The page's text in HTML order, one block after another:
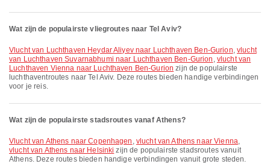
Wat zijn de populairste vliegroutes naar Tel Aviv?
vlucht van Luchthaven Heydar Aliyev naar Luchthaven Ben-Gurion, vlucht
van Luchthaven Suvarnabhumi naar Luchthaven Ben-Gurion , vlucht van
Luchthaven Vienna naar Luchthaven Ben-Gurion zijn de populairste
luchthaventroutes naar Tel Aviv. Deze routes bieden handige verbindingen
voor je reis.
Wat zijn de populairste stadsroutes vanaf Athens?
vlucht van Athens naar Copenhagen , vlucht van Athens naar Vienna,
vlucht van Athens naar Helsinki zijn de populairste stadsroutes vanuit
Athens. Deze routes bieden handige verbindingen vanuit grote steden.